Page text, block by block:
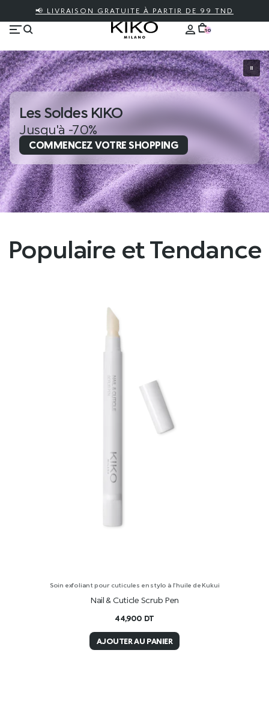
📢 LIVRAISON GRATUITE À PARTIR DE 99 TND
10
Les Soldes KIKO
Jusqu'à -70%
COMMENCEZ VOTRE SHOPPING
Populaire et Tendance
Soin exfoliant pour cuticules en stylo à l’huile de Kukui
Nail & Cuticle Scrub Pen
44,900 DT
AJOUTER AU PANIER